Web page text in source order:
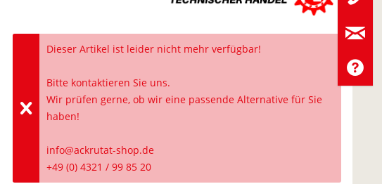
Dieser Artikel ist leider nicht mehr verfügbar!
Bitte kontaktieren Sie uns.
Wir prüfen gerne, ob wir eine passende Alternative für Sie
haben!
info@ackrutat-shop.de
+49 (0) 4321 / 99 85 20